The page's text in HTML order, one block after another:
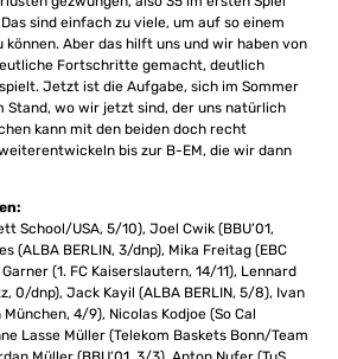
sind einfach zu viele, um auf so einem
können. Aber das hilft uns und wir haben von
Fortschritte gemacht, deutlich
Jetzt ist die Aufgabe, sich im Sommer
Stand, wo wir jetzt sind, der uns natürlich
kann mit den beiden doch recht
bis zur B-EM, die wir dann
School/USA, 5/10), Joel Cwik (BBU’01,
(ALBA BERLIN, 3/dnp), Mika Freitag (EBC
(1. FC Kaiserslautern, 14/11), Lennard
0/dnp), Jack Kayil (ALBA BERLIN, 5/8), Ivan
4/9), Nicolas Kodjoe (So Cal
Lasse Müller (Telekom Baskets Bonn/Team